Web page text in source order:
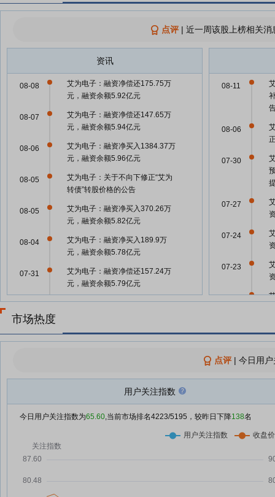
点评| 近一周该股上榜相关
资讯
艾为电子：融资净偿还175.75万
元，融资余额5.92亿元
08-08
艾为电子：融资净偿还147.65万
元，融资余额5.94亿元
08-07
艾为电子：融资净买入1384.37万
元，融资余额5.96亿元
08-06
艾为电子：关于不向下修正“艾为
转债”转股价格的公告
08-05
艾为电子：融资净买入370.26万
元，融资余额5.82亿元
08-05
艾为电子：融资净买入189.9万
元，融资余额5.78亿元
08-04
艾为电子：融资净偿还157.24万
元，融资余额5.79亿元
07-31
艾为电子：融资净偿还466.28万
艾为电子：公司通过落实现金分
07-29
艾为电子：关于“艾为转债”预计触
发转股价格向下修正条件的提示性
公告
07-29
艾为电子：融资净买入853.98万
07-28
08-11
08-06
07-30
07-27
07-24
07-23
07-16
市场热度
点评| 今日用
用户关注指数
今日用户关注指数为65.60,当前市场排名4223/5195，较昨日下降138名